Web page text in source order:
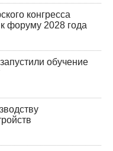
конгресса
форуму 2028 года
обучение